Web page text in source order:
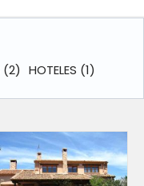
(2) HOTELES (1)